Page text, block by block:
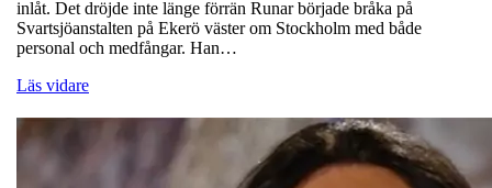
inlåt. Det dröjde inte länge förrän Runar började bråka på
Svartsjöanstalten på Ekerö väster om Stockholm med både
personal och medfångar. Han…
Läs vidare